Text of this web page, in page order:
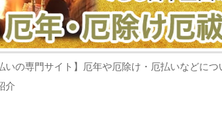
いの専門サイト】厄年や厄除け・厄払いなどに
介